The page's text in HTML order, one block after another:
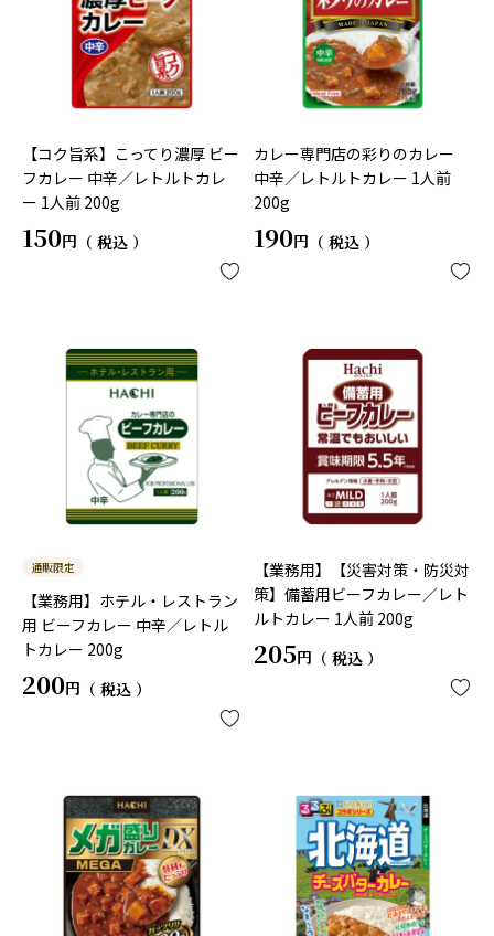
【コク旨系】こってり濃厚 ビー
フカレー 中辛／レトルトカレ
ー 1人前 200g
150 税込
カレー専門店の彩りのカレー
中辛／レトルトカレー 1人前
200g
190 税込
通販限定
【業務用】ホテル・レストラン
用 ビーフカレー 中辛／レトル
トカレー 200g
200 税込
【業務用】【災害対策・防災対
策】備蓄用ビーフカレー／レト
ルトカレー 1人前 200g
205 税込